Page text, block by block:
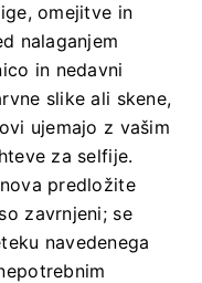
omejitve in
nalaganjem
in nedavni
slike ali skene,
ujemajo z vašim
za selfije.
predložite
zavrnjeni; se
navedenega